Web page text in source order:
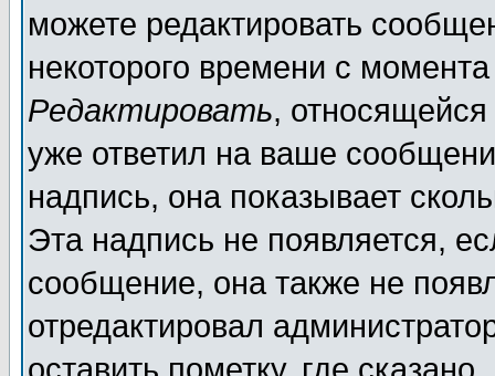
можете редактировать
некоторого времени с
Редактировать,
уже ответил на ваше
надпись, она показывает
Эта надпись не появляется,
сообщение, она также не
отредактировал